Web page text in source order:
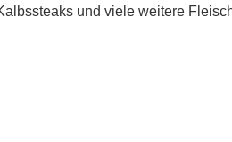
und viele weitere